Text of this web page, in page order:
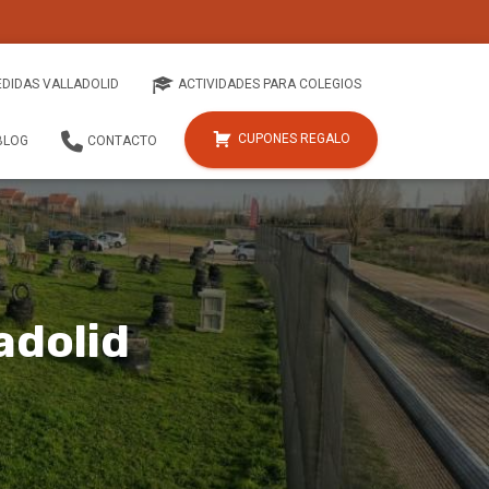
VALLADOLID ACTIVIDADES PARA COLEGIOS
CONTACTO CUPONES REGALO